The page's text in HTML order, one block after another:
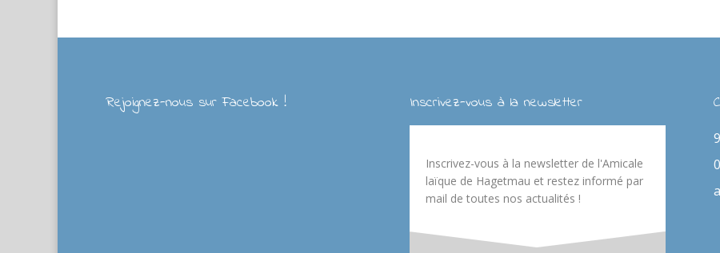
Rejoignez-nous sur Facebook ! Inscrivez-vous à la newsletter
Inscrivez-vous à la newsletter de l'Amicale
laïque de Hagetmau et restez informé par
mail de toutes nos actualités !